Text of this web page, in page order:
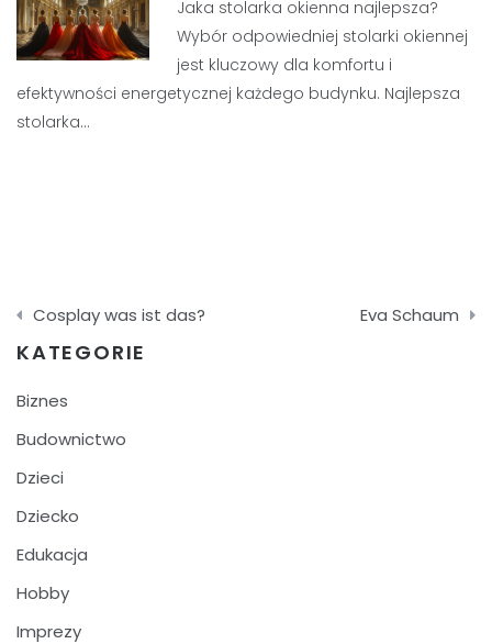
Jaka stolarka okienna najlepsza?
Wybór odpowiedniej stolarki okiennej
jest kluczowy dla komfortu i
efektywności energetycznej każdego budynku. Najlepsza
stolarka…
Nawigacja
wpisu
Cosplay was ist das? Eva Schaum
KATEGORIE
Biznes
Budownictwo
Dzieci
Dziecko
Edukacja
Hobby
Imprezy